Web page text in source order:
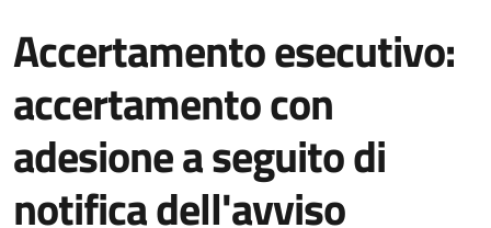
Accertamento esecutivo:
accertamento con
adesione a seguito di
notifica dell'avviso